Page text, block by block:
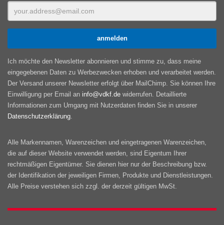
Ich möchte den Newsletter abonnieren und stimme zu, dass meine
eingegebenen Daten zu Werbezwecken erhoben und verarbeitet werden.
Der Versand unserer Newsletter erfolgt über MailChimp. Sie können Ihre
Einwilligung per Email an info@vdkf.de widerrufen. Detaillierte
Informationen zum Umgang mit Nutzerdaten finden Sie in unserer
Datenschutzerklärung
Alle Markennamen, Warenzeichen und eingetragenen Warenzeichen,
die auf dieser Website verwendet werden, sind Eigentum Ihrer
rechtmäßigen Eigentümer. Sie dienen hier nur der Beschreibung bzw.
der Identifikation der jeweiligen Firmen, Produkte und Dienstleistungen.
Alle Preise verstehen sich zzgl. der derzeit gültigen MwSt.